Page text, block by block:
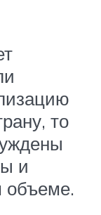
то
и
объеме.